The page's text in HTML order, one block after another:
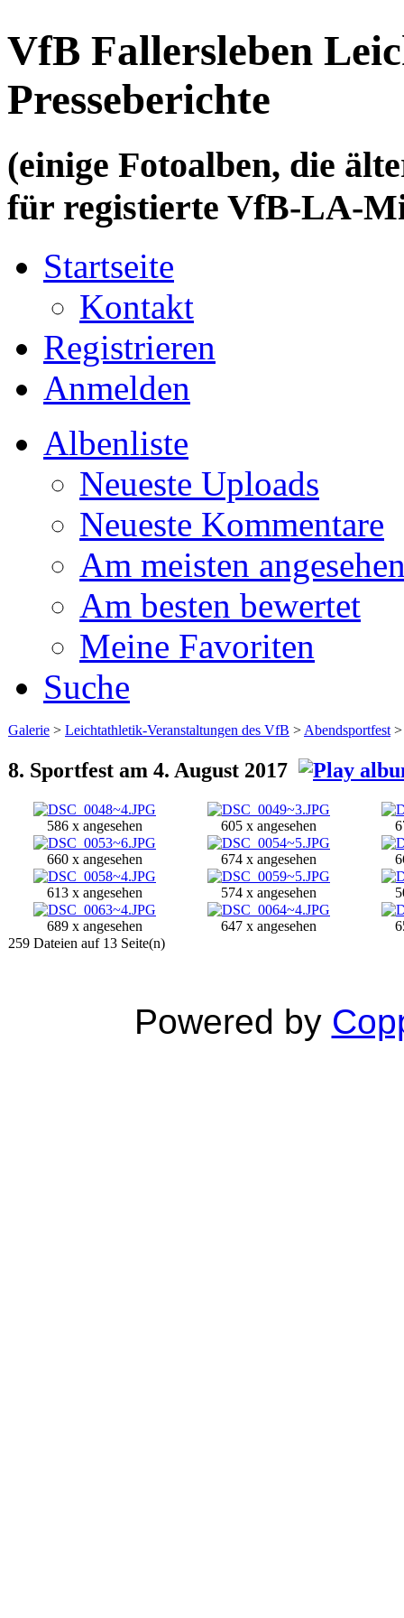
VfB Fallersleben
Presseberichte
(einige Fotoalben, die
für registierte VfB-LA-
Startseite
Kontakt
Registrieren
Anmelden
Albenliste
Neueste Uploads
Neueste Kommentare
Am meisten
Am besten bewertet
Meine Favoriten
Suche
Galerie > Leichtathletik-Veranstaltungen des VfB > Abendsportfest
8. Sportfest am 4. August 2017
586 x angesehen 605 x angesehen
660 x angesehen 674 x angesehen
613 x angesehen 574 x angesehen
689 x angesehen 647 x angesehen
259 Dateien auf 13 Seite(n)
Powered by